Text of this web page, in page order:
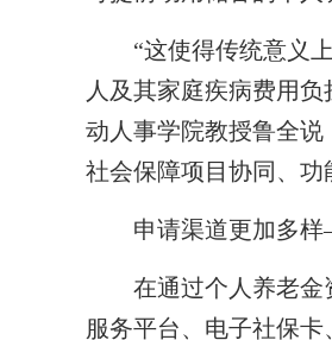
“这使得传统意义上
人及其家庭疾病费用
动人事学院教授鲁全
社会保障项目协同、功
申请渠道更加多
在通过个人养老金资
服务平台、电子社保